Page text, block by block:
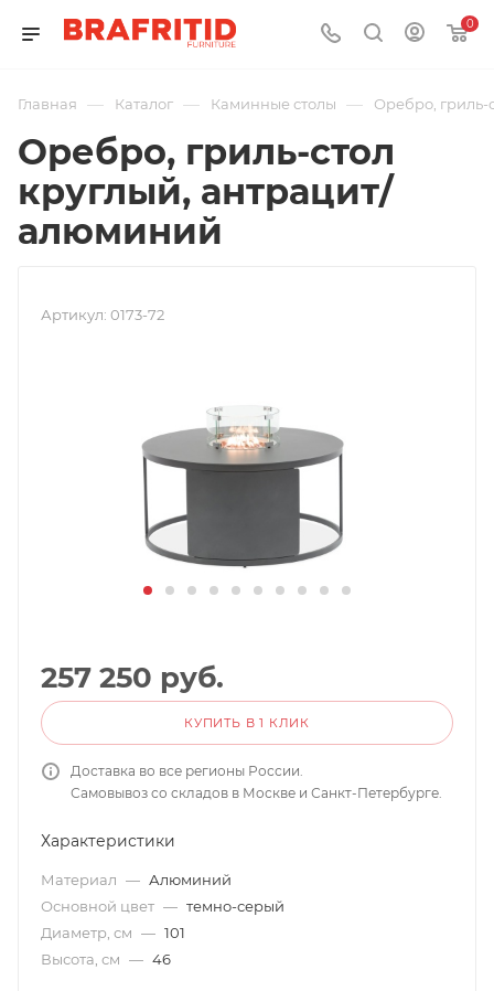
0
Главная — Каталог — Каминные столы — Оребро, гриль-
Оребро, гриль-стол
круглый, антрацит/
алюминий
Артикул: 0173-72
257 250 руб.
КУПИТЬ В 1 КЛИК
Доставка во все регионы России.
Самовывоз со складов в Москве и Санкт-Петербурге.
Характеристики
Материал — Алюминий
Основной цвет — темно-серый
Диаметр, см — 101
Высота, см — 46